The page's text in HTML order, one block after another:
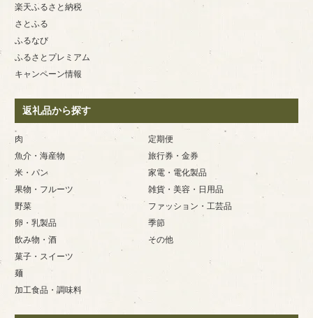
楽天ふるさと納税
さとふる
ふるなび
ふるさとプレミアム
キャンペーン情報
返礼品から探す
肉
魚介・海産物
米・パン
果物・フルーツ
野菜
卵・乳製品
飲み物・酒
菓子・スイーツ
麺
加工食品・調味料
定期便
旅行券・金券
家電・電化製品
雑貨・美容・日用品
ファッション・工芸品
季節
その他